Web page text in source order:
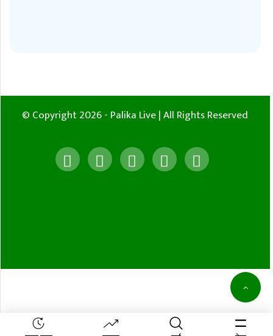
© Copyright 2026 - Palika Live | All Rights Reserved